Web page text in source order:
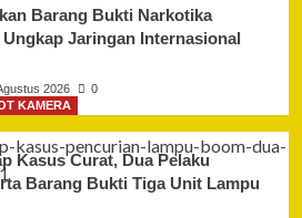
Barang Bukti Narkotika
Jaringan Internasional
2026
0
KAMERA
Kasus Curat, Dua Pelaku
Barang Bukti Tiga Unit Lampu